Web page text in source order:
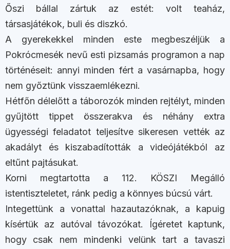
Őszi bállal zártuk az estét: volt teaház,
társasjátékok, buli és diszkó.
A gyerekekkel minden este megbeszéljük a
Pokrócmesék nevű esti pizsamás programon a nap
történéseit: annyi minden fért a vasárnapba, hogy
nem győztünk visszaemlékezni.
Hétfőn délelőtt a táborozók minden rejtélyt, minden
gyűjtött tippet összerakva és néhány extra
ügyességi feladatot teljesítve sikeresen vették az
akadályt és kiszabadították a videójátékból az
eltűnt pajtásukat.
Korni megtartotta a 112. KÖSZI Megálló
istentiszteletet, ránk pedig a könnyes búcsú várt.
Integettünk a vonattal hazautazóknak, a kapuig
kísértük az autóval távozókat. Ígéretet kaptunk,
hogy csak nem mindenki velünk tart a tavaszi